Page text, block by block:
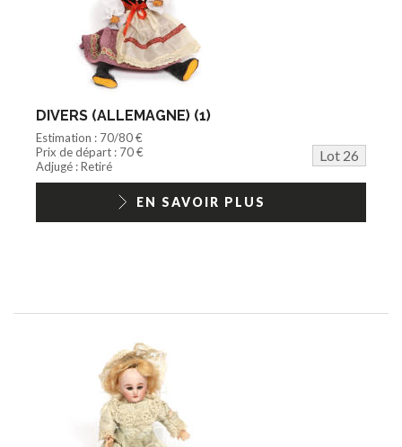
DIVERS (ALLEMAGNE) (1)
Estimation : 70/80 €
Prix de départ : 70 €
Lot 26
Adjugé : Retiré
EN SAVOIR PLUS